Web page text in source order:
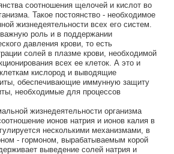
соотношения щелочей и кислот во
Такое постоянство - необходимое
жизнедеятельности всех его систем.
роль и в поддержании
давления крови, то есть
солей в плазме крови, необходимой
всех ее клеток. А это и
кислород и выводящие
обеспечивающие иммунную защиту
необходимые для процессов
жизнедеятельности организма
ионов натрия и ионов калия в
несколькими механизмами, в
- гормоном, вырабатываемым корой
выведение солей натрия и